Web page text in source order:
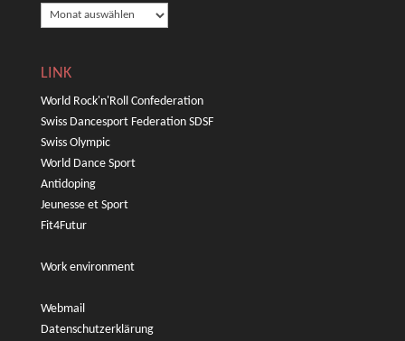
ARCHIV
LINK
World Rock'n'Roll Confederation
Swiss Dancesport Federation SDSF
Swiss Olympic
World Dance Sport
Antidoping
Jeunesse et Sport
Fit4Futur
Work environment
Webmail
Datenschutzerklärung